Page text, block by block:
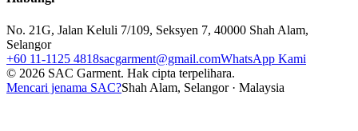
No. 21G, Jalan Keluli 7/109, Seksyen 7, 40000 Shah Alam,
Selangor
+60 11-1125 4818sacgarment@gmail.comWhatsApp Kami
© 2026 SAC Garment. Hak cipta terpelihara.
Mencari jenama SAC?Shah Alam, Selangor · Malaysia